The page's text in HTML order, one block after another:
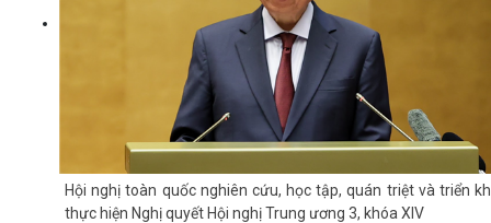
Hội nghị toàn quốc nghiên cứu, học tập, quán triệt và triển
thực hiện Nghị quyết Hội nghị Trung ương 3, khóa XIV